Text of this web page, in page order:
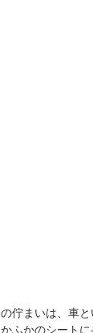
佇まいは、車
ふかのシート